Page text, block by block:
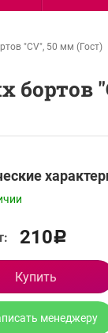
"СV", 50 мм (Гост)
210Р
Купить
менеджеру